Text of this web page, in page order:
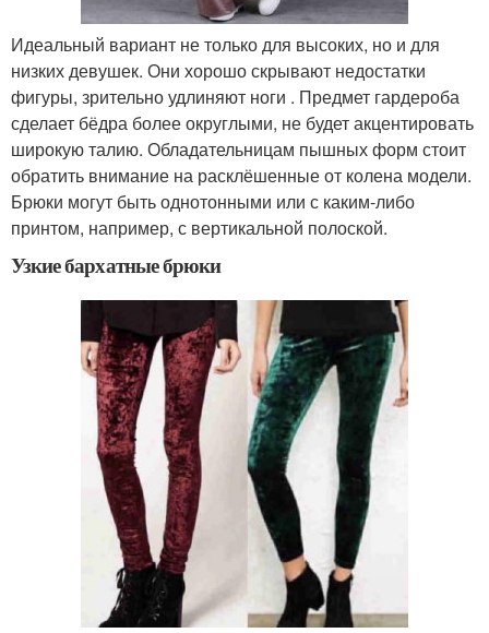
Идеальный вариант не только для высоких, но и для
низких девушек. Они хорошо скрывают недостатки
фигуры, зрительно удлиняют ноги . Предмет гардероба
сделает бёдра более округлыми, не будет акцентировать
широкую талию. Обладательницам пышных форм стоит
обратить внимание на расклёшенные от колена модели.
Брюки могут быть однотонными или с каким-либо
принтом, например, с вертикальной полоской.
Узкие бархатные брюки